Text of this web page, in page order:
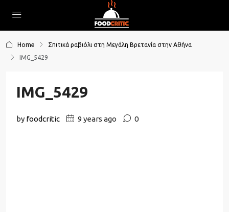
Home
Σπιτικά ραβιόλι στη Μεγάλη Βρετανία στην Αθήνα
IMG_5429
IMG_5429
by foodcritic 9 years ago 0